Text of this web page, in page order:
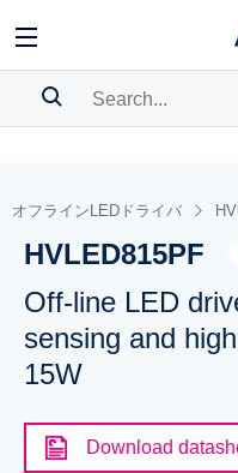
BOOKMARK
Pleaselog into show
オフラインLEDドライバ
HVLED815PF
Off-line LED
sensing and
15W
Download